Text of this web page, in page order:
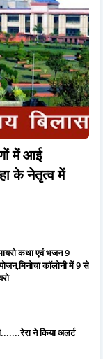
में आई
के नेतृत्व में
कथा एवं भजन 9
कॉलोनी में 9 से
ने किया अलर्ट